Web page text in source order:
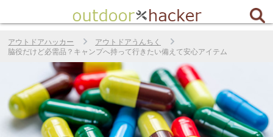
アウトドアハッカー
アウトドアうんちく
脇役だけど必需品？キャンプへ持って行きたい備えて安心アイテム